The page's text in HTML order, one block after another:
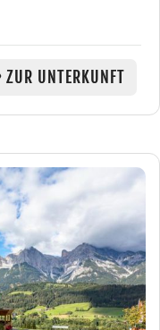
ZUR UNTERKUNFT